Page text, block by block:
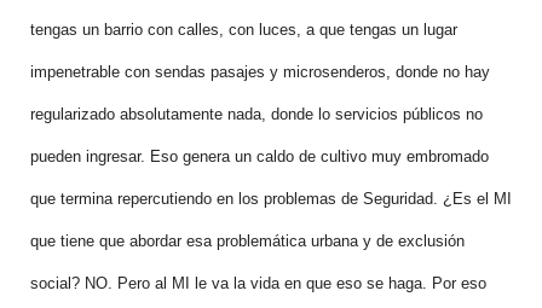
tengas un barrio con calles, con luces, a que tengas un lugar
impenetrable con sendas pasajes y microsenderos, donde no hay
regularizado absolutamente nada, donde lo servicios públicos no
pueden ingresar. Eso genera un caldo de cultivo muy embromado
que termina repercutiendo en los problemas de Seguridad. ¿Es el MI
que tiene que abordar esa problemática urbana y de exclusión
social? NO. Pero al MI le va la vida en que eso se haga. Por eso